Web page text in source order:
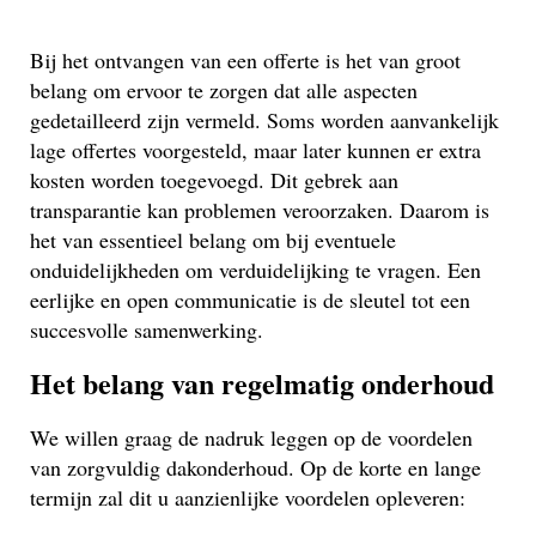
Bij het ontvangen van een offerte is het van groot
belang om ervoor te zorgen dat alle aspecten
gedetailleerd zijn vermeld. Soms worden aanvankelijk
lage offertes voorgesteld, maar later kunnen er extra
kosten worden toegevoegd. Dit gebrek aan
transparantie kan problemen veroorzaken. Daarom is
het van essentieel belang om bij eventuele
onduidelijkheden om verduidelijking te vragen. Een
eerlijke en open communicatie is de sleutel tot een
succesvolle samenwerking.
Het belang van regelmatig onderhoud
We willen graag de nadruk leggen op de voordelen
van zorgvuldig dakonderhoud. Op de korte en lange
termijn zal dit u aanzienlijke voordelen opleveren: